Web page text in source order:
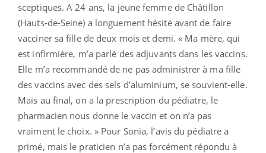
sceptiques. A 24 ans, la jeune femme de Châtillon
(Hauts-de-Seine) a longuement hésité avant de faire
vacciner sa fille de deux mois et demi. « Ma mère, qui
est infirmière, m’a parlé des adjuvants dans les vaccins.
Elle m’a recommandé de ne pas administrer à ma fille
des vaccins avec des sels d’aluminium, se souvient-elle.
Mais au final, on a la prescription du pédiatre, le
pharmacien nous donne le vaccin et on n’a pas
vraiment le choix. » Pour Sonia, l’avis du pédiatre a
primé, mais le praticien n’a pas forcément répondu à